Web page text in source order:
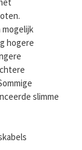
hogere
slimme